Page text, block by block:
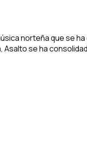
norteña que se
se ha